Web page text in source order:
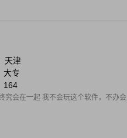
天津
大专
164
会在一起 我不会玩这个软件，不办会